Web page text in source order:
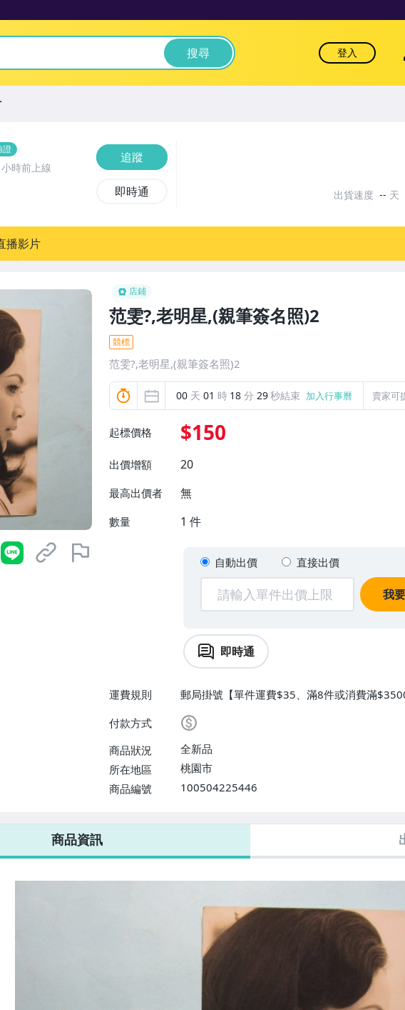
搜尋 登入
店鋪
范雯?,老明星,(親筆簽名照)2
競標
范雯?,老明星,(親筆簽名照)2
00 天 01 時 18 分 27秒結束 加入行事曆 賣家可
起標價格 $150
出價增額 20
最高出價者 無
數量 1 件
自動出價 直接出價
我
即時通
運費規則
郵局掛號【單件運費$35、滿8件或消費滿
付款方式
商品狀況
全新品
所在地區
桃園市
商品編號
100504225446
證
時前上線
追蹤
即時通 出貨速度 -- 天
播影片
商品資訊